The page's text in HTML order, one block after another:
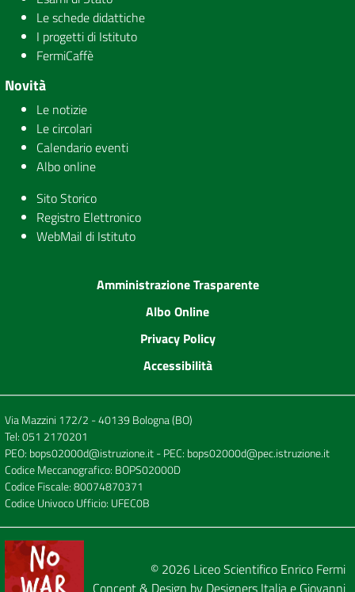
Le schede didattiche
I progetti di Istituto
FermiCaffè
Novità
Le notizie
Le circolari
Calendario eventi
Albo online
Sito Storico
Registro Elettronico
WebMail di Istituto
Amministrazione Trasparente
Albo Online
Privacy Policy
Accessibilità
Via Mazzini 172/2 - 40139 Bologna (BO)
Tel:051 2170201
PEO: bops02000d@istruzione.it- PEC: bops02000d@pec.istruzione.it
Codice Meccanografico: BOPS02000D
Codice Fiscale: 80074870371
Codice Univoco Ufficio: UFEC0B
© 2026 Liceo Scientifico Enrico Fermi
Concept & Design by Designers Italia e Giovanni